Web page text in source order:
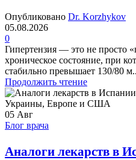
Опубликовано Dr. Korzhykov
05.08.2026
0
Гипертензия — это не просто
хроническое состояние, при
стабильно превышает 130/80
Продолжить чтение
05 Авг
Блог врача
Аналоги лекарств в